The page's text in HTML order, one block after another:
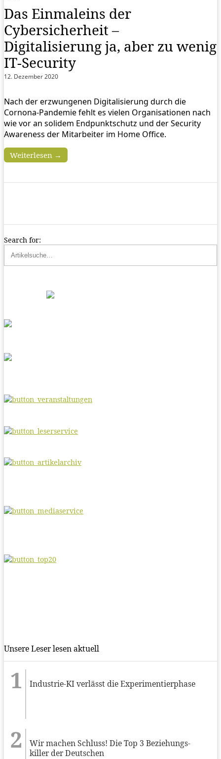
Das Einmaleins der
Cybersicherheit –
Digitalisierung ja, aber zu wenig
IT-Security
12. Dezember 2020
Nach der erzwungenen Digitalisierung durch die
Cornona-Pandemie fehlt es vielen Organisationen nach
wie vor an solidem Endpunktschutz und der Security
Awareness der Mitarbeiter im Home Office.
Weiterlesen →
Search for:
Unsere Leser lesen aktuell
Industrie-KI verlässt die Experimentierphase
Wir machen Schluss! Die Top 3 Beziehungs-
killer der Deutschen